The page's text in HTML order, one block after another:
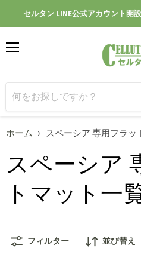
セルタン LINE公式アカウント開
ー
ホーム スペーシア 専用フラッ
スペーシア
トマット一
フィルター 並び替え